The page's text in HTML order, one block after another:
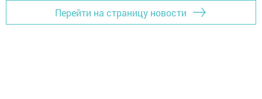
Перейти на страницу новости